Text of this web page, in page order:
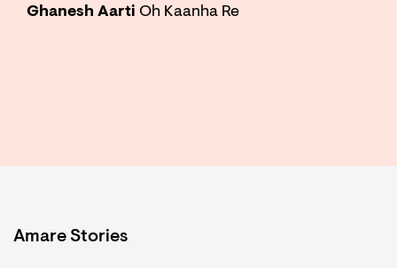
Ghanesh Aarti Oh Kaanha Re
Amare Stories